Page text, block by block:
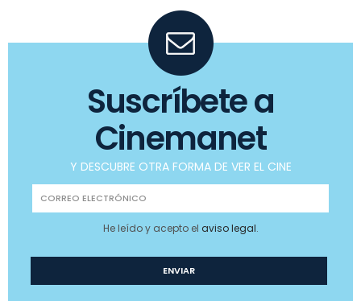
Suscríbete a
Cinemanet
Y DESCUBRE OTRA FORMA DE VER EL CINE
He leído y acepto el aviso legal.